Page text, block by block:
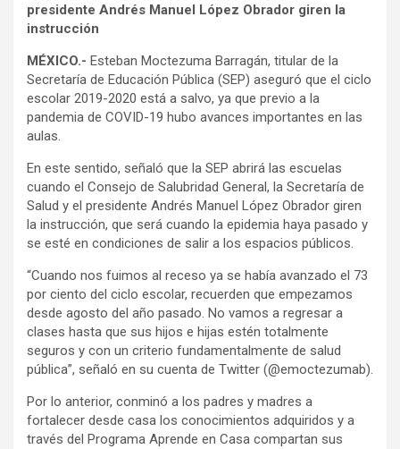
presidente Andrés Manuel López Obrador giren la
instrucción
MÉXICO.- Esteban Moctezuma Barragán, titular de la
Secretaría de Educación Pública (SEP) aseguró que el ciclo
escolar 2019-2020 está a salvo, ya que previo a la
pandemia de COVID-19 hubo avances importantes en las
aulas.
En este sentido, señaló que la SEP abrirá las escuelas
cuando el Consejo de Salubridad General, la Secretaría de
Salud y el presidente Andrés Manuel López Obrador giren
la instrucción, que será cuando la epidemia haya pasado y
se esté en condiciones de salir a los espacios públicos.
“Cuando nos fuimos al receso ya se había avanzado el 73
por ciento del ciclo escolar, recuerden que empezamos
desde agosto del año pasado. No vamos a regresar a
clases hasta que sus hijos e hijas estén totalmente
seguros y con un criterio fundamentalmente de salud
pública”, señaló en su cuenta de Twitter (@emoctezumab).
Por lo anterior, conminó a los padres y madres a
fortalecer desde casa los conocimientos adquiridos y a
través del Programa Aprende en Casa compartan sus